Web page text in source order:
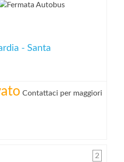
- Santa
Contattaci per maggiori
2